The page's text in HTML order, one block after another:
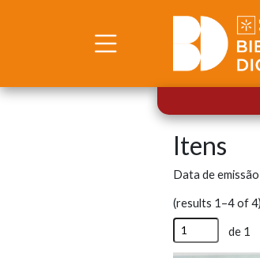
Itens
Data de
(results 1–4 of 4)
de 1